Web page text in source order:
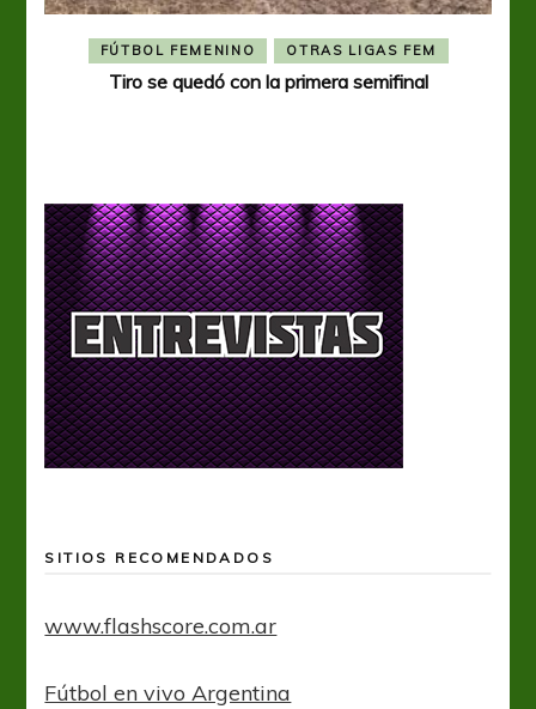
FÚTBOL FEMENINO OTRAS LIGAS FEM
Tiro se quedó con la primera semifinal
SITIOS RECOMENDADOS
www.flashscore.com.ar
Fútbol en vivo Argentina